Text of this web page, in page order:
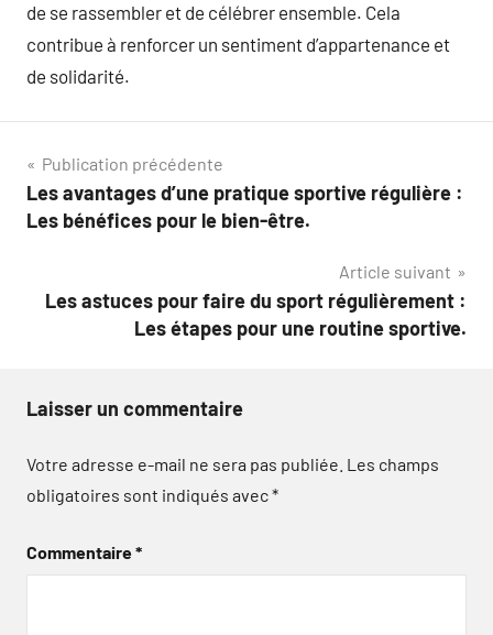
de se rassembler et de célébrer ensemble. Cela
contribue à renforcer un sentiment d’appartenance et
de solidarité.
Navigation
de
Publication précédente
Les avantages d’une pratique sportive régulière :
Les bénéfices pour le bien-être.
Article suivant
Les astuces pour faire du sport régulièrement :
Les étapes pour une routine sportive.
Laisser un commentaire
Votre adresse e-mail ne sera pas publiée. Les champs
obligatoires sont indiqués avec*
Commentaire*